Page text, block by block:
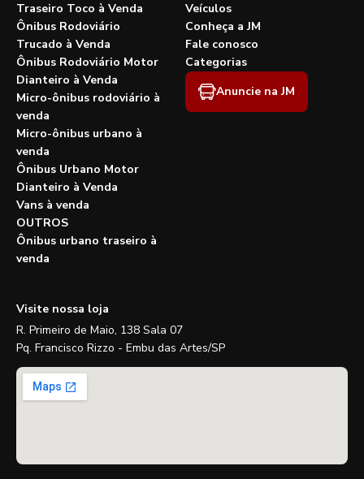
Traseiro Toco à Venda
Ônibus Rodoviário
Trucado à Venda
Ônibus Rodoviário Motor
Dianteiro à Venda
Micro-ônibus rodoviário à
venda
Micro-ônibus urbano à
venda
Ônibus Urbano Motor
Dianteiro à Venda
Vans à venda
OUTROS
Ônibus urbano traseiro à
venda
Veículos
Conheça a JM
Fale conosco
Categorias
Anuncie na JM
Visite nossa loja
R. Primeiro de Maio, 138 Sala 07
Pq. Francisco Rizzo - Embu das Artes/SP